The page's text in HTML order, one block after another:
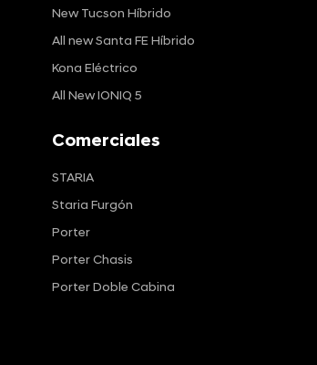
New Tucson Híbrido
All new Santa FE Híbrido
Kona Eléctrico
All New IONIQ 5
Comerciales
STARIA
Staria Furgón
Porter
Porter Chasis
Porter Doble Cabina